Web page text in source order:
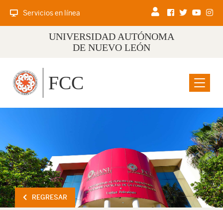
Servicios en línea
UNIVERSIDAD AUTÓNOMA
DE NUEVO LEÓN
Menu
FCC
REGRESAR